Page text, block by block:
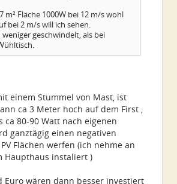
m² Fläche 1000W bei 12 m/s wohl
bei 2 m/s will ich sehen.
geschwindelt, als bei
einem Stummel von Mast, ist
ca 3 Meter hoch auf dem First ,
ca 80-90 Watt nach eigenen
ganztägig einen negativen
Flächen werfen (ich nehme an
Haupthaus instaliert )
Euro wären dann besser investiert